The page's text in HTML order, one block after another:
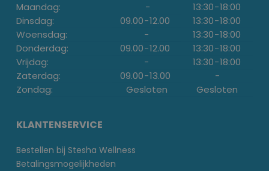
Maandag: - 13:30-18:00
Dinsdag:
09.00-12.00 13:30-18:00
Woensdag:
- 13:30-18:00
Donderdag:
09.00-12.00 13:30-18:00
Vrijdag:
- 13:30-18:00
Zaterdag:
09.00-13.00
-
Zondag:
Gesloten Gesloten
KLANTENSERVICE
Bestellen bij Stesha Wellness
Betalingsmogelijkheden